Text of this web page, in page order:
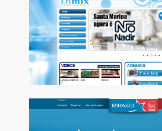
Implantação do ERP Winthor, Força
tributária e rotinas
Conheça
MIRASOL